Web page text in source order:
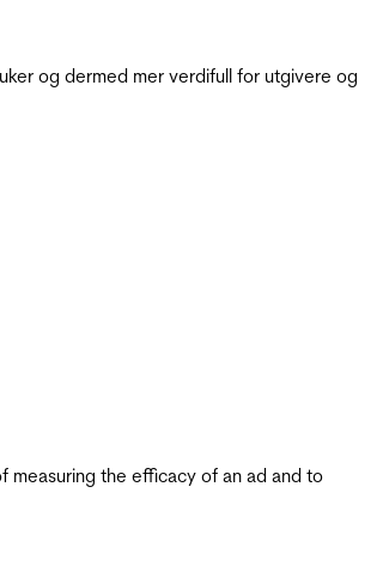
og dermed mer verdifull for utgivere og
the efficacy of an ad and to